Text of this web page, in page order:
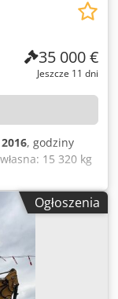
35 000 €
Jeszcze 11 dni
2016, godziny
15 320 kg
narzędzi: tak
1 i 2: tak
godzin pracy:
cylindrów: 4
kopania:
103 kN
Zgodność z
Ogłoszenia